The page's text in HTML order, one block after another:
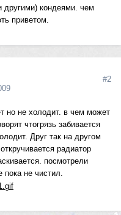
другими) кондеями. чем
приветом.
#2
но не холодит. в чем может
чтогрязь забивается
Друг так на другом
радиатор
посмотрели
пока не чистил.